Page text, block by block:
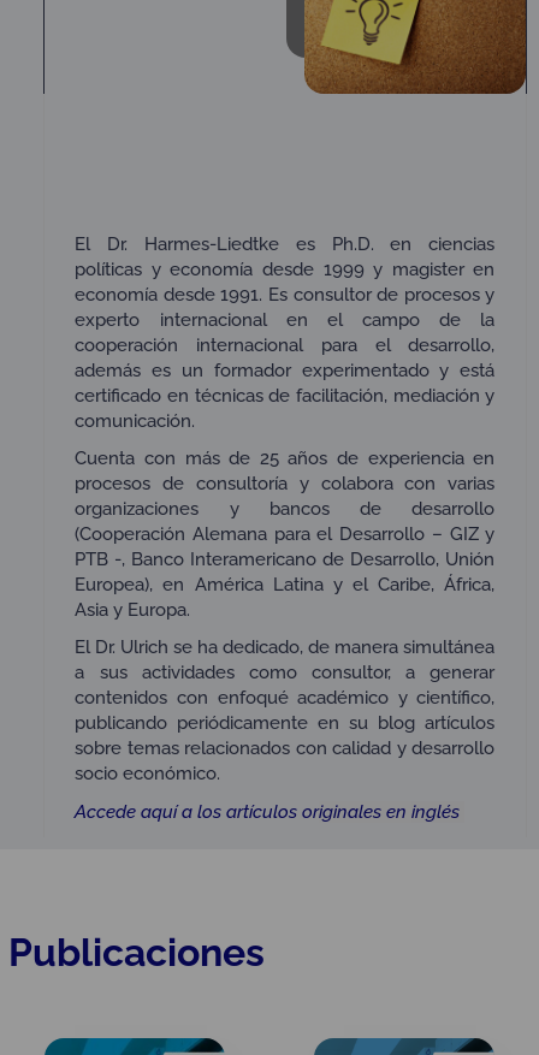
El Dr. Harmes-Liedtke es Ph.D. en ciencias
políticas y economía desde 1999 y magister en
economía desde 1991. Es consultor de procesos y
experto internacional en el campo de la
cooperación internacional para el desarrollo,
además es un formador experimentado y está
certificado en técnicas de facilitación, mediación y
comunicación.
Cuenta con más de 25 años de experiencia en
procesos de consultoría y colabora con varias
organizaciones y bancos de desarrollo
(Cooperación Alemana para el Desarrollo – GIZ y
PTB -, Banco Interamericano de Desarrollo, Unión
Europea), en América Latina y el Caribe, África,
Asia y Europa.
El Dr. Ulrich se ha dedicado, de manera simultánea
a sus actividades como consultor, a generar
contenidos con enfoqué académico y científico,
publicando periódicamente en su blog artículos
sobre temas relacionados con calidad y desarrollo
socio económico.
Accede aquí a los artículos originales eninglés
Publicaciones